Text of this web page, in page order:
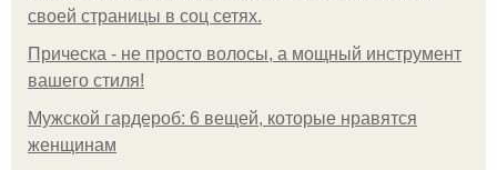
своей страницы в соц сетях.
Прическа - не просто волосы, а мощный инструмент
вашего стиля!
Мужской гардероб: 6 вещей, которые нравятся
женщинам